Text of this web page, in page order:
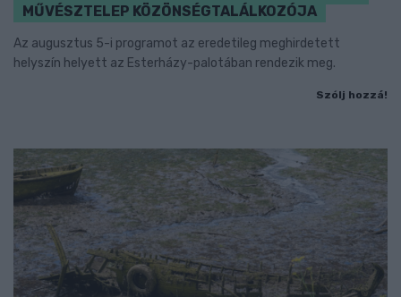
MŰVÉSZTELEP KÖZÖNSÉGTALÁLKOZÓJA
Az augusztus 5-i programot az eredetileg meghirdetett
helyszín helyett az Esterházy-palotában rendezik meg.
Szólj hozzá!